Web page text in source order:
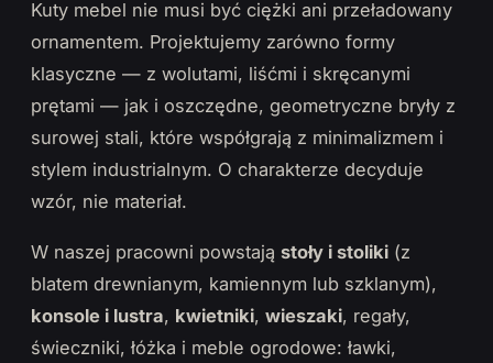
Kuty mebel nie musi być ciężki ani przeładowany
ornamentem. Projektujemy zarówno formy
klasyczne — z wolutami, liśćmi i skręcanymi
prętami — jak i oszczędne, geometryczne bryły z
surowej stali, które współgrają z minimalizmem i
stylem industrialnym. O charakterze decyduje
wzór, nie materiał.
W naszej pracowni powstają stoły i stoliki (z
blatem drewnianym, kamiennym lub szklanym),
konsole i lustra, kwietniki, wieszaki, regały,
świeczniki, łóżka i meble ogrodowe: ławki,